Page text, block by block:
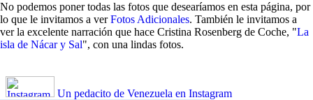
No podemos poner todas las fotos que desearíamos en esta página, por
lo que le invitamos a verFotos Adicionales. También le invitamos a
ver la excelente narración que hace Cristina Rosenberg de Coche, "La
isla de Nácar y Sal", con una lindas fotos.
Un pedacito de Venezuela en Instagram